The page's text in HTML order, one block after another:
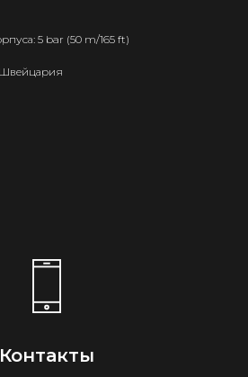
5 bar (50 m/165 ft)
Швейцария
Контакты